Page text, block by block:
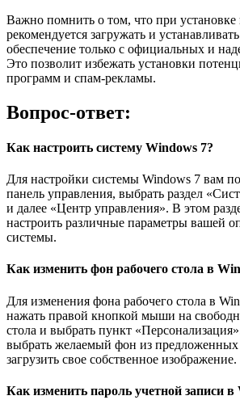
Важно помнить о том, что при установке
рекомендуется загружать и
обеспечение только с официальных и
Это позволит избежать установки
программ и спам-рекламы.
Вопрос-ответ:
Как настроить систему Windows 7?
Для настройки системы Windows 7 вам
панель управления, выбрать раздел
и далее «Центр управления». В этом
настроить различные параметры вашей
системы.
Как изменить фон рабочего стола в
Для изменения фона рабочего стола в
нажать правой кнопкой мыши на
стола и выбрать пункт
выбрать желаемый фон из предложенных
загрузить свое собственное изображение.
Как изменить пароль учетной записи в